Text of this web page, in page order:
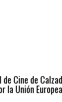
Cine de
la Unión